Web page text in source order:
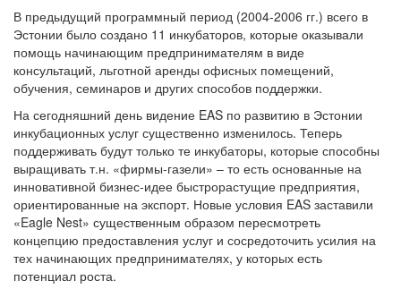
В предыдущий программный период (2004-2006 гг.) всего в
Эстонии было создано 11 инкубаторов, которые оказывали
помощь начинающим предпринимателям в виде
консультаций, льготной аренды офисных помещений,
обучения, семинаров и других способов поддержки.
На сегодняшний день видение EAS по развитию в Эстонии
инкубационных услуг существенно изменилось. Теперь
поддерживать будут только те инкубаторы, которые способны
выращивать т.н. «фирмы-газели» – то есть основанные на
инновативной бизнес-идее быстрорастущие предприятия,
ориентированные на экспорт. Новые условия EAS заставили
«Eagle Nest» существенным образом пересмотреть
концепцию предоставления услуг и сосредоточить усилия на
тех начинающих предпринимателях, у которых есть
потенциал роста.